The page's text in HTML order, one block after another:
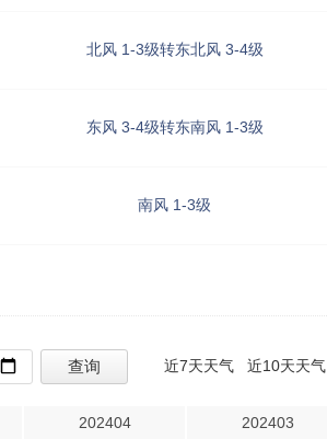
北风 1-3级转东北风 3-4级
东风 3-4级转东南风 1-3级
南风 1-3级
近7天天气 近10天天气
202404 202403